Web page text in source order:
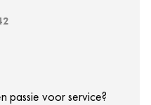
passie voor service?